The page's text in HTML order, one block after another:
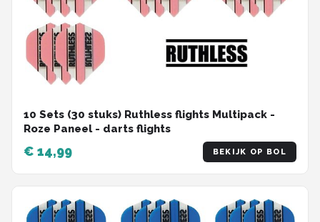
10 Sets (30 stuks) Ruthless flights Multipack -
Roze Paneel - darts flights
€ 14,99 BEKIJK OP BOL